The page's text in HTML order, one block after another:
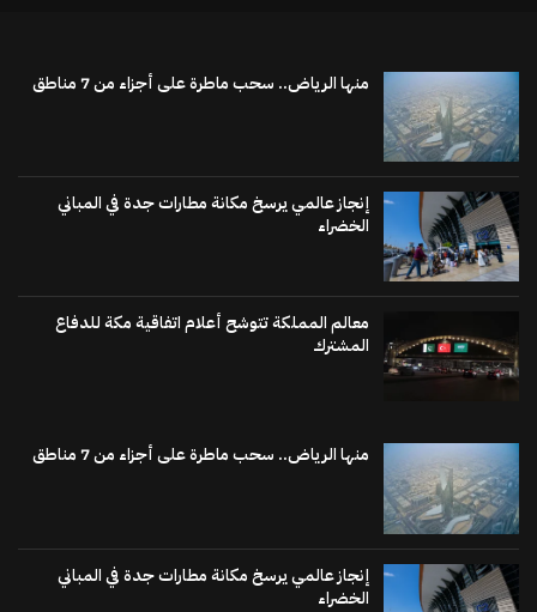
منها الرياض.. سحب ماطرة على أجزاء من 7 مناطق
إنجاز عالمي يرسخ مكانة مطارات جدة في المباني
الخضراء
معالم المملكة تتوشح أعلام اتفاقية مكة للدفاع
المشترك
منها الرياض.. سحب ماطرة على أجزاء من 7 مناطق
إنجاز عالمي يرسخ مكانة مطارات جدة في المباني
الخضراء